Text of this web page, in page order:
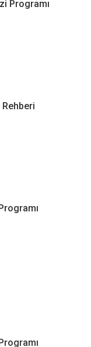
Programı